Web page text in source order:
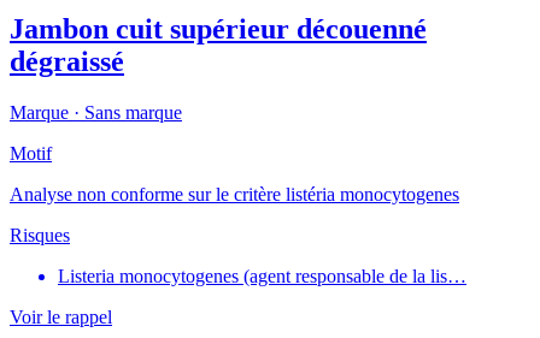
Jambon cuit supérieur découenné
dégraissé
Marque · Sans marque
Motif
Analyse non conforme sur le critère listéria monocytogenes
Risques
Listeria monocytogenes (agent responsable de la lis…
Voir le rappel